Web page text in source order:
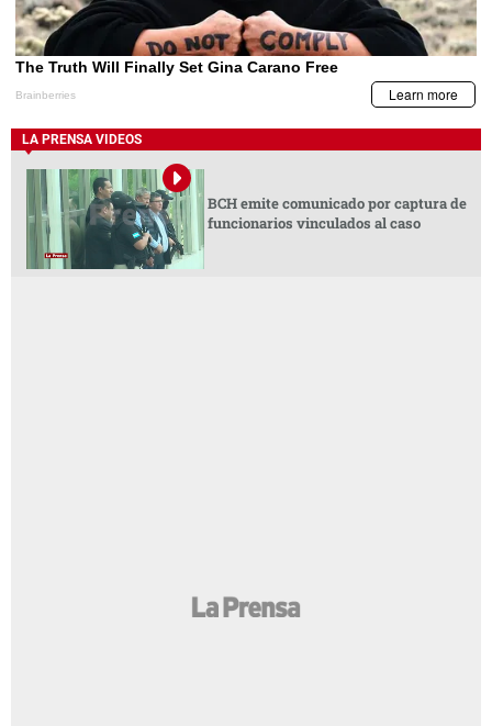
LA PRENSA VIDEOS
BCH emite comunicado por captura de
funcionarios vinculados al caso